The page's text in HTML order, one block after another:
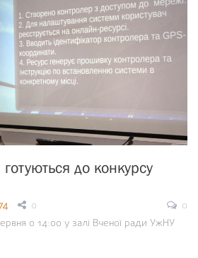
до конкурсу
0
0
о 14:00 у залі Вченої ради УжНУ